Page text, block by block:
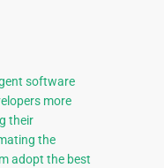
software
more
their
the
adopt the best